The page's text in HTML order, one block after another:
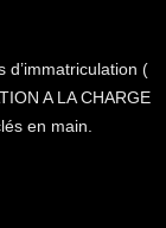
d’immatriculation (
A LA CHARGE
en main.